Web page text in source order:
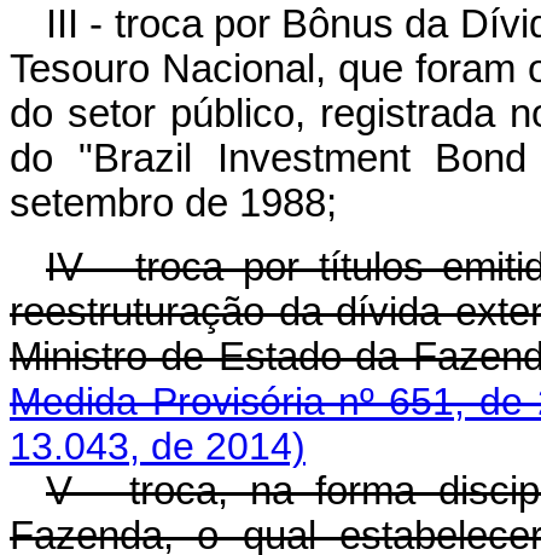
III - troca por Bônus da
Tesouro Nacional, que foram
do setor público, registrada
do "Brazil Investment
setembro de 1988;
IV - troca por títulos
reestruturação da dívida
Ministro de
Medida Provisória nº 651, de
13.043, de 2014)
V - troca, na forma
Fazenda, o qual